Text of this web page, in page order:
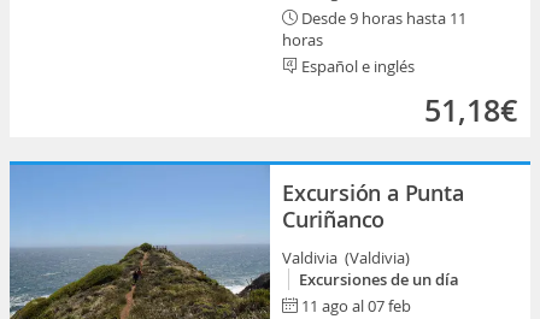
Desde 9 horas hasta 11
horas
Español e inglés
51,18€
Excursión a Punta
Curiñanco
Valdivia (Valdivia)
Excursiones de un día
11 ago al 07 feb